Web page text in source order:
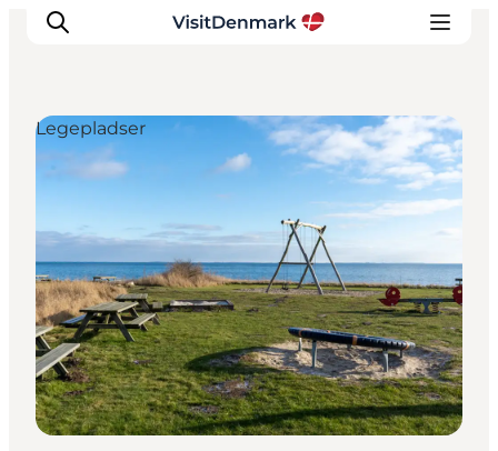
Inspirasjon
Aktiviteter
Overnatting
Planlegg reisen
Legepladser